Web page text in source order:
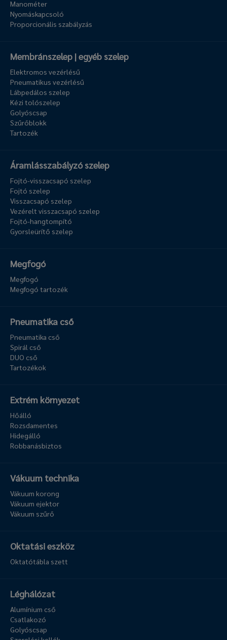
Manométer
Nyomáskapcsoló
Proporcionális szabályzás
Membránszelep | egyéb szelep
Elektromos vezérlésű
Pneumatikus vezérlésű
Lábpedálos szelep
Kézi tolószelep
Golyóscsap
Szűrőblokk
Tartozék
Áramlásszabályzó szelep
Fojtó-visszacsapó szelep
Fojtó szelep
Visszacsapó szelep
Vezérelt visszacsapó szelep
Fojtó-hangtompító
Gyorsleürítő szelep
Megfogó
Megfogó
Megfogó tartozék
Pneumatika cső
Pneumatika cső
Spirál cső
DUO cső
Tartozékok
Extrém környezet
Hőálló
Rozsdamentes
Hidegálló
Robbanásbiztos
Vákuum technika
Vákuum korong
Vákuum ejektor
Vákuum szűrő
Oktatási eszköz
Oktatótábla szett
Léghálózat
Alumínium cső
Csatlakozó
Golyóscsap